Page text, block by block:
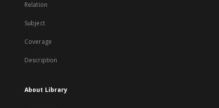
Relation
Subject
Coverage
Description
About Library